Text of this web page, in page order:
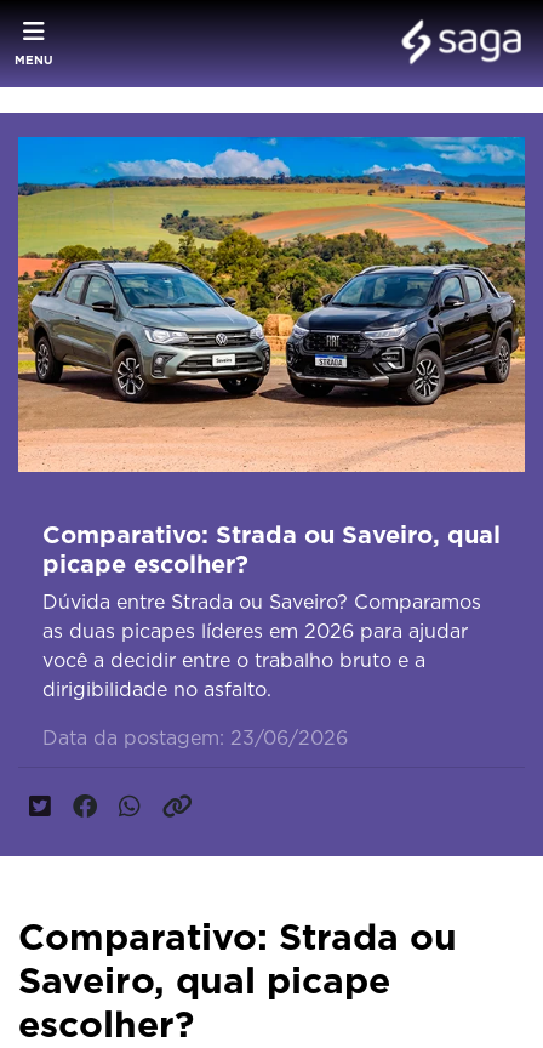
MENU
Comparativo: Strada ou Saveiro, qual
picape escolher?
Dúvida entre Strada ou Saveiro? Comparamos
as duas picapes líderes em 2026 para ajudar
você a decidir entre o trabalho bruto e a
dirigibilidade no asfalto.
Data da postagem: 23/06/2026
Comparativo: Strada ou
Saveiro, qual picape
escolher?